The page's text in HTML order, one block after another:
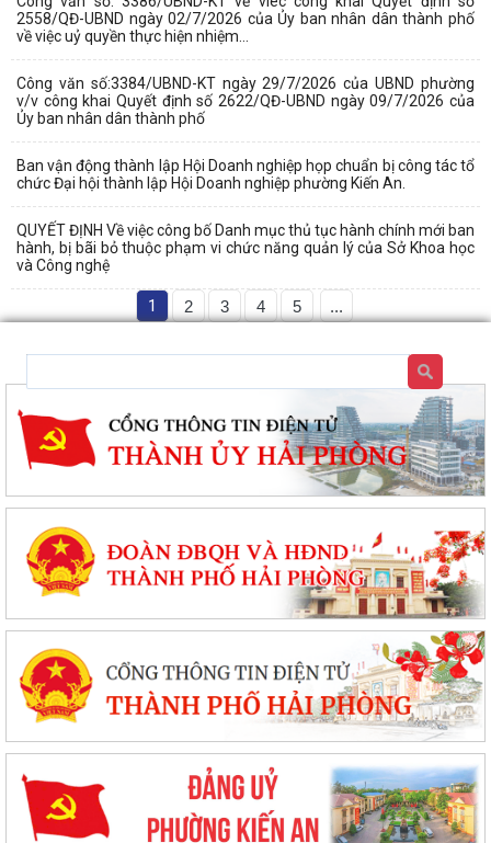
2558/QĐ-UBND ngày 02/7/2026 của Ủy ban nhân dân thành phố
về việc uỷ quyền thực hiện nhiệm...
Công văn số:3384/UBND-KT ngày 29/7/2026 của UBND phường
v/v công khai Quyết định số 2622/QĐ-UBND ngày 09/7/2026 của
Ủy ban nhân dân thành phố
Ban vận động thành lập Hội Doanh nghiệp họp chuẩn bị công tác tổ
chức Đại hội thành lập Hội Doanh nghiệp phường Kiến An.
QUYẾT ĐỊNH Về việc công bố Danh mục thủ tục hành chính mới ban
hành, bị bãi bỏ thuộc phạm vi chức năng quản lý của Sở Khoa học
và Công nghệ
1 2 3 4 5 ...